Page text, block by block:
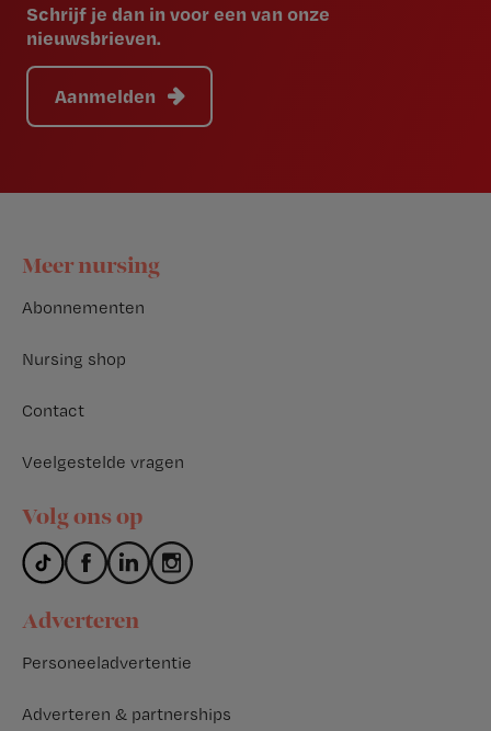
Schrijf je dan in voor een van onze
nieuwsbrieven.
Aanmelden
Footer
Meer nursing
Abonnementen
Nursing shop
Contact
Veelgestelde vragen
Volg ons op
Adverteren
Personeeladvertentie
Adverteren & partnerships